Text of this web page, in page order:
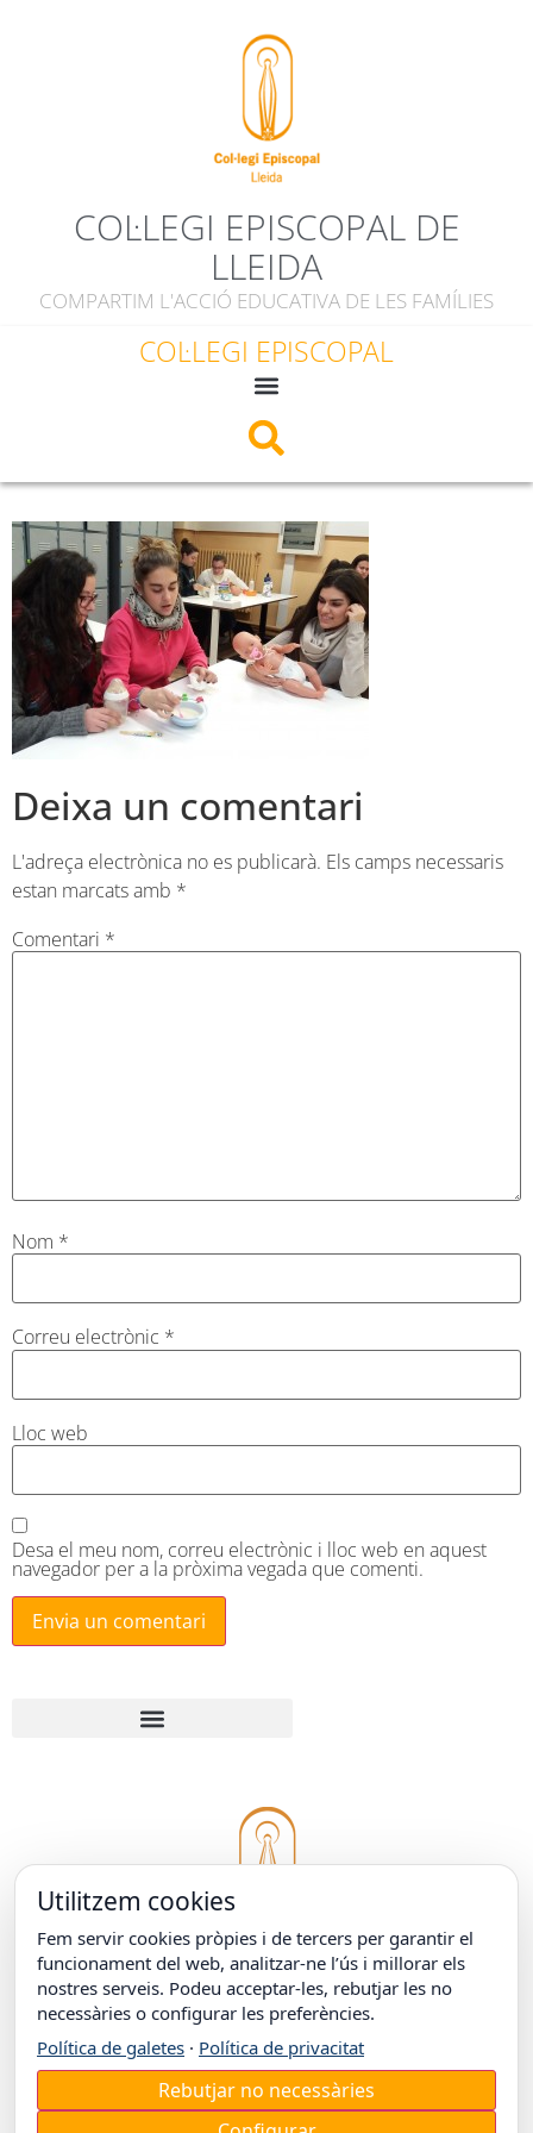
COL·LEGI EPISCOPAL DE
LLEIDA
COMPARTIM L'ACCIÓ EDUCATIVA DE LES FAMÍLIES
COL·LEGI EPISCOPAL
Deixa un comentari
L'adreça electrònica no es publicarà. Els camps necessaris
estan marcats amb *
Comentari *
Nom *
Correu electrònic *
Lloc web
Desa el meu nom, correu electrònic i lloc web en aquest
navegador per a la pròxima vegada que comenti.
© COL·LEGI EPISCOPAL DE LLEIDA
Carrer Doctor Combelles, 38
25003 Lleida
T. +34 973 26 31 00
Utilitzem cookies
Fem servir cookies pròpies i de tercers per garantir el
funcionament del web, analitzar-ne l’ús i millorar els
nostres serveis. Podeu acceptar-les, rebutjar les no
necessàries o configurar les preferències.
Política de galetes · Política de privacitat
Rebutjar no necessàries